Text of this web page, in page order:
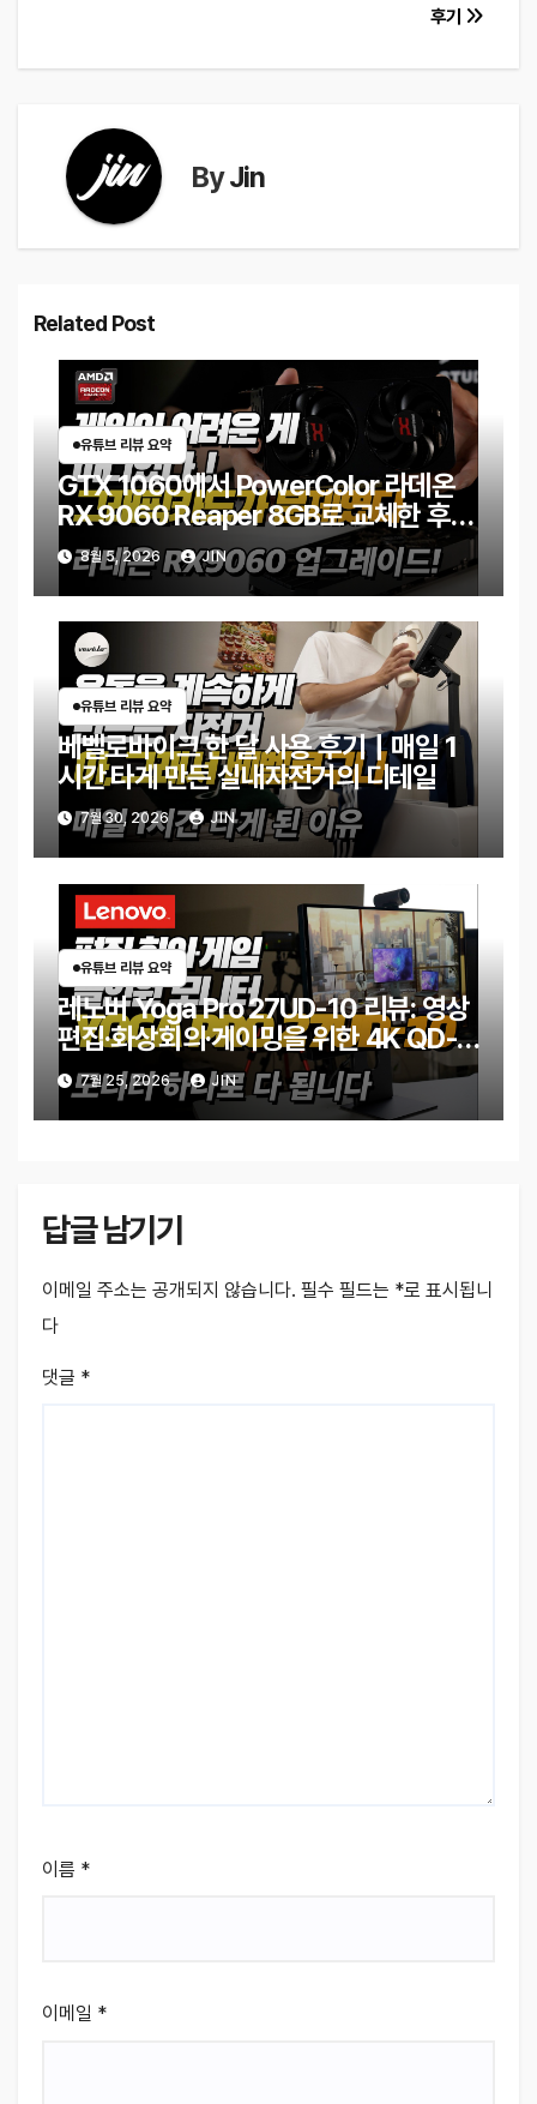
후기
ByJin
Related Post
유튜브 리뷰 요약
GTX 1060에서 PowerColor 라데온
RX 9060 Reaper 8GB로 교체한 후기
｜엘든링·몬스터 헌터 와일즈 체감 변화
8월 5, 2026 JIN
유튜브 리뷰 요약
베벨로바이크 한 달 사용 후기｜매일 1
시간 타게 만든 실내자전거의 디테일
7월 30, 2026 JIN
유튜브 리뷰 요약
레노버 Yoga Pro 27UD-10 리뷰: 영상
편집·화상회의·게이밍을 위한 4K QD-
OLED 모니터
7월 25, 2026 JIN
답글 남기기
이메일 주소는 공개되지 않습니다. 필수 필드는 *로 표시됩니
다
댓글 *
이름 *
이메일 *